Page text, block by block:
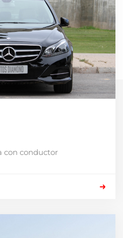
con conductor